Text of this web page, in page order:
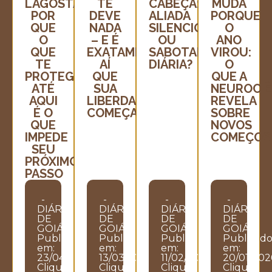
LAGOSTA:
POR
QUE
O
QUE
TE
PROTEGEU
ATÉ
AQUI
É O
QUE
IMPEDE
SEU
PRÓXIMO
PASSO
-
DIÁRIO
DE
GOIÁS
Publicado
em:
23/04/2026
Clique
TE
DEVE
NADA
– E É
EXATAMENTE
AÍ
QUE
SUA
LIBERDADE
COMEÇA
-
DIÁRIO
DE
GOIÁS
Publicado
em:
13/03/2026
Clique
CABEÇA:
ALIADA
SILENCIOSA
OU
SABOTADORA
DIÁRIA?
-
DIÁRIO
DE
GOIÁS
Publicado
em:
11/02/2026
Clique
MUDA
PORQUE
O
ANO
VIROU:
O
QUE A
REVELA
SOBRE
NOVOS
COMEÇOS
-
DIÁRIO
DE
GOIÁS
Publicado
em:
20/01/
Clique